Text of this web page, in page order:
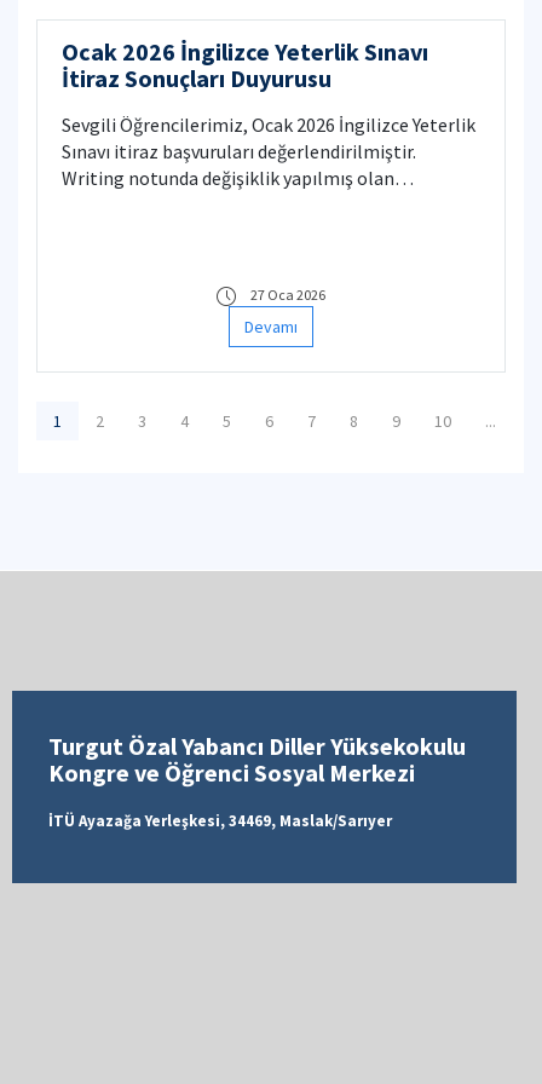
Ocak 2026 İngilizce Yeterlik Sınavı
İtiraz Sonuçları Duyurusu
Sevgili Öğrencilerimiz, ​Ocak 2026 İngilizce Yeterlik
Sınavı itiraz başvuruları değerlendirilmiştir.
Writing notunda değişiklik yapılmış olan
27 Oca 2026
Devamı
1 2 3 4 5 6 7 8 9 10 ...
Turgut Özal Yabancı Diller Yüksekokulu
Kongre ve Öğrenci Sosyal Merkezi
İTÜ Ayazağa Yerleşkesi, 34469, Maslak/Sarıyer